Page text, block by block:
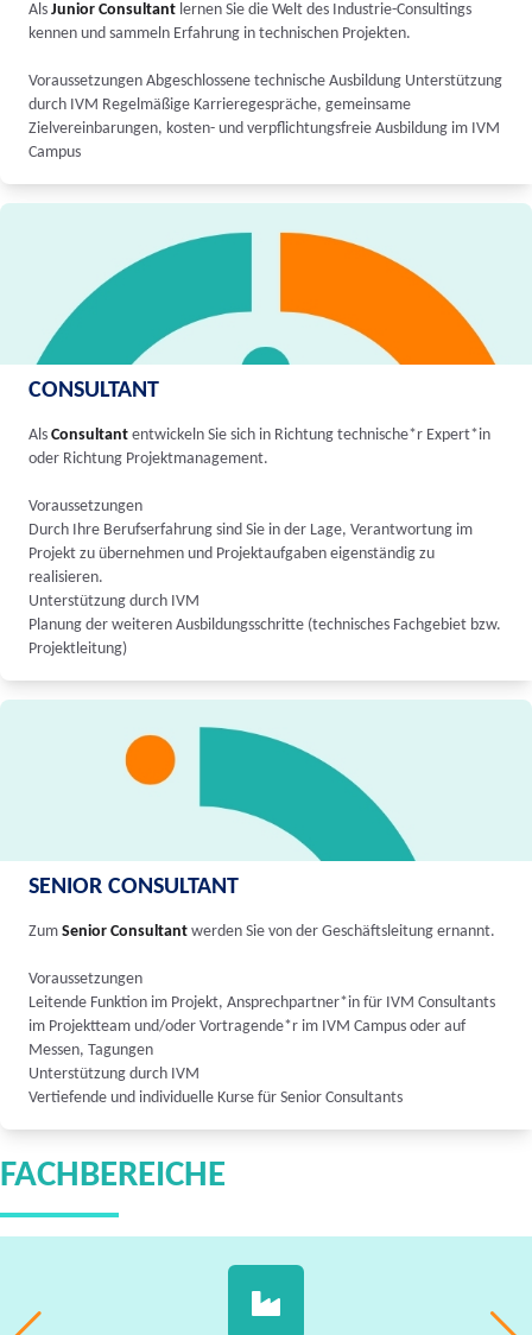
Als Junior Consultant lernen Sie die Welt des Industrie-Consultings
kennen und sammeln Erfahrung in technischen Projekten.
Voraussetzungen Abgeschlossene technische Ausbildung Unterstützung
durch IVM Regelmäßige Karrieregespräche, gemeinsame
Zielvereinbarungen, kosten- und verpflichtungsfreie Ausbildung im IVM
Campus
CONSULTANT
Als Consultant entwickeln Sie sich in Richtung technische*r Expert*in
oder Richtung Projektmanagement.
Voraussetzungen
Durch Ihre Berufserfahrung sind Sie in der Lage, Verantwortung im
Projekt zu übernehmen und Projektaufgaben eigenständig zu
realisieren.
Unterstützung durch IVM
Planung der weiteren Ausbildungsschritte (technisches Fachgebiet bzw.
Projektleitung)
SENIOR CONSULTANT
Zum Senior Consultant werden Sie von der Geschäftsleitung ernannt.
Voraussetzungen
Leitende Funktion im Projekt, Ansprechpartner*in für IVM Consultants
im Projektteam und/oder Vortragende*r im IVM Campus oder auf
Messen, Tagungen
Unterstützung durch IVM
Vertiefende und individuelle Kurse für Senior Consultants
FACHBEREICHE